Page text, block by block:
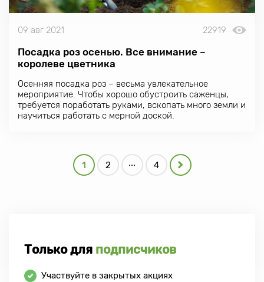
09 авг 2021 22919
Посадка роз осенью. Все внимание –
королеве цветника
Осенняя посадка роз – весьма увлекательное
мероприятие. Чтобы хорошо обустроить саженцы,
требуется поработать руками, вскопать много земли и
научиться работать с мерной доской.
1 2 ... 4
Только для подписчиков
Участвуйте в закрытых акциях